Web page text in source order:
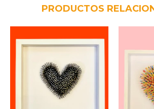
PRODUCTOS